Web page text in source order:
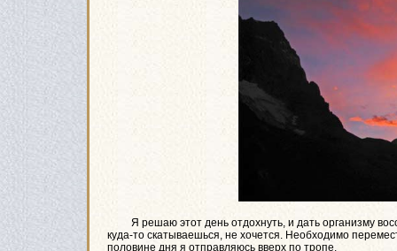
Я решаю этот день отдохнуть, и дать организму
куда-то скатываешься, не хочется. Необходимо
половине дня я отправляюсь вверх по тропе.